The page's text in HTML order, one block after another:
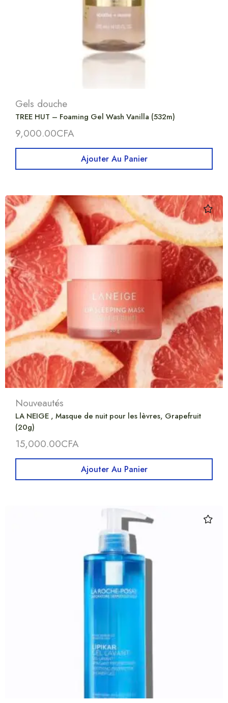
Gels douche
TREE HUT – Foaming Gel Wash Vanilla (532m)
9,000.00CFA
Ajouter Au Panier
Nouveautés
LA NEIGE , Masque de nuit pour les lèvres, Grapefruit
(20g)
15,000.00CFA
Ajouter Au Panier